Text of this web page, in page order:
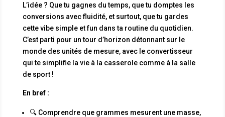
L’idée ? Que tu gagnes du temps, que tu domptes les
conversions avec fluidité, et surtout, que tu gardes
cette vibe simple et fun dans ta routine du quotidien.
C’est parti pour un tour d’horizon détonnant sur le
monde des unités de mesure, avec le convertisseur
qui te simplifie la vie à la casserole comme à la salle
de sport !
En bref :
🔍 Comprendre que grammes mesurent une masse,